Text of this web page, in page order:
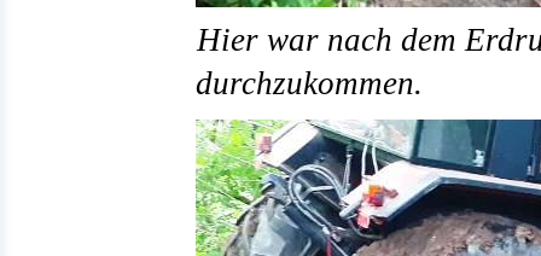
Hier war nach dem
durchzukommen.